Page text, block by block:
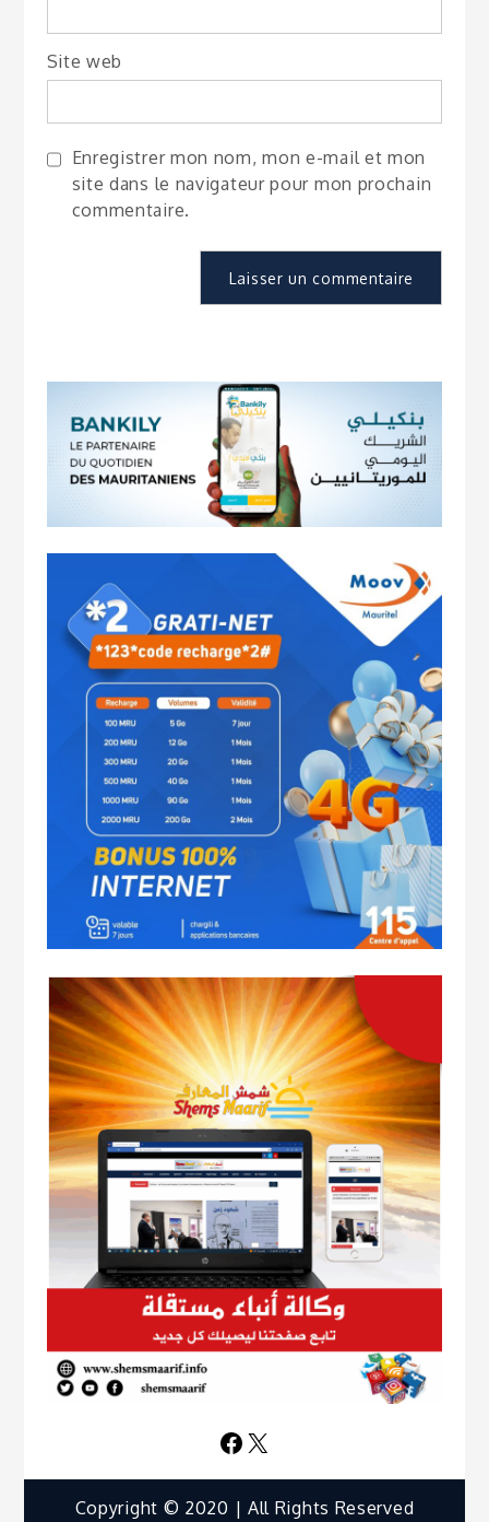
Site web
Enregistrer mon nom, mon e-mail et mon
site dans le navigateur pour mon prochain
commentaire.
Facebook
X
Copyright © 2020 | All Rights Reserved